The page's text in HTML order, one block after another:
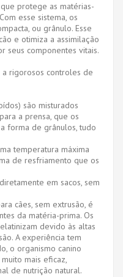
protege as matérias-
esse sistema, os
ou grânulo. Esse
e otimiza a assimilação
seus componentes vitais.
a rigorosos controles de
são misturados
a prensa, que os
forma de grânulos, tudo
temperatura máxima
de resfriamento que os
em sacos, sem
cães, sem extrusão, é
da matéria-prima. Os
devido às altas
A experiência tem
o organismo canino
mais eficaz,
de nutrição natural.